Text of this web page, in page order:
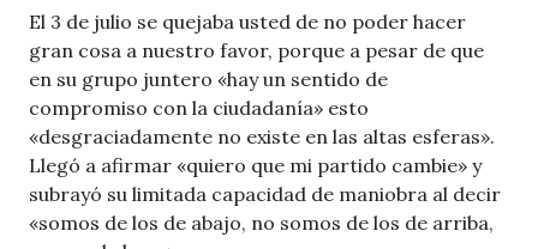
El 3 de julio se quejaba usted de no poder hacer
gran cosa a nuestro favor, porque a pesar de que
en su grupo juntero «hay un sentido de
compromiso con la ciudadanía» esto
«desgraciadamente no existe en las altas esferas».
Llegó a afirmar «quiero que mi partido cambie» y
subrayó su limitada capacidad de maniobra al decir
«somos de los de abajo, no somos de los de arriba,